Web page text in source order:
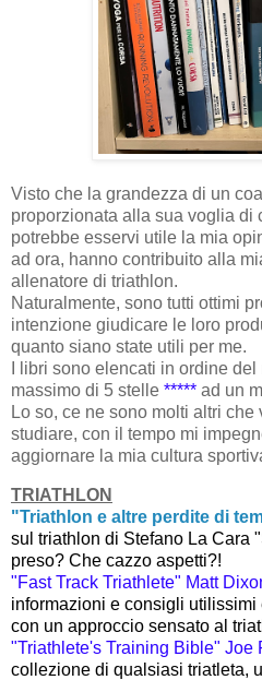
Visto che la grandezza di un
proporzionata alla sua voglia di
potrebbe esservi utile la mia
ad ora, hanno contribuito alla
allenatore di triathlon.
Naturalmente, sono tutti ottimi
intenzione giudicare le loro
quanto siano state utili per me.
I libri sono elencati in ordine
massimo di 5 stelle ***** ad un
Lo so, ce ne sono molti altri
studiare, con il tempo mi
aggiornare la mia cultura
TRIATHLON
"Triathlon e altre perdite di
sul triathlon di Stefano La Cara
preso? Che cazzo aspetti?!
"Fast Track Triathlete" Matt
informazioni e consigli
con un approccio sensato al
"Triathlete's Training Bible" Joe
collezione di qualsiasi triatleta,